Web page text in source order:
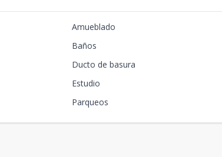
Amueblado
Baños
Ducto de basura
Estudio
Parqueos